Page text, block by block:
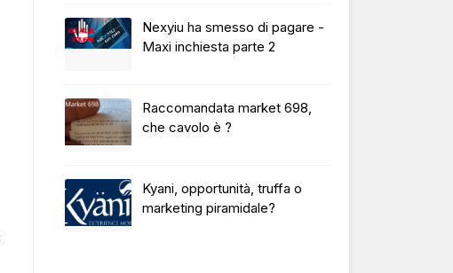
Nexyiu ha smesso di pagare -
Maxi inchiesta parte 2
Raccomandata market 698,
che cavolo è ?
Kyani, opportunità, truffa o
marketing piramidale?